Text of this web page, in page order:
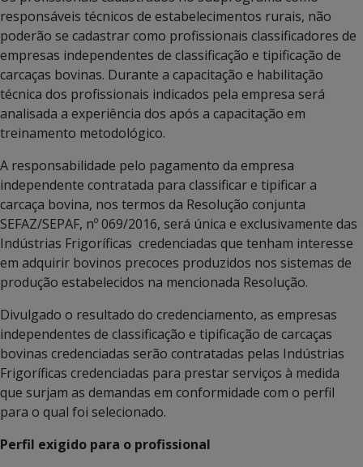
responsáveis técnicos de estabelecimentos rurais, não
poderão se cadastrar como profissionais classificadores de
empresas independentes de classificação e tipificação de
carcaças bovinas. Durante a capacitação e habilitação
técnica dos profissionais indicados pela empresa será
analisada a experiência dos após a capacitação em
treinamento metodológico.
A responsabilidade pelo pagamento da empresa
independente contratada para classificar e tipificar a
carcaça bovina, nos termos da Resolução conjunta
SEFAZ/SEPAF, nº 069/2016, será única e exclusivamente das
Indústrias Frigoríficas credenciadas que tenham interesse
em adquirir bovinos precoces produzidos nos sistemas de
produção estabelecidos na mencionada Resolução.
Divulgado o resultado do credenciamento, as empresas
independentes de classificação e tipificação de carcaças
bovinas credenciadas serão contratadas pelas Indústrias
Frigoríficas credenciadas para prestar serviços à medida
que surjam as demandas em conformidade com o perfil
para o qual foi selecionado.
Perfil exigido para o profissional